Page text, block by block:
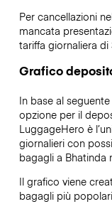
Per cancellazioni
mancata
tariffa giornaliera
Grafico
In base al
opzione per il
LuggageHero è
giornalieri con
bagagli a Bhatinda
Il grafico viene
bagagli più